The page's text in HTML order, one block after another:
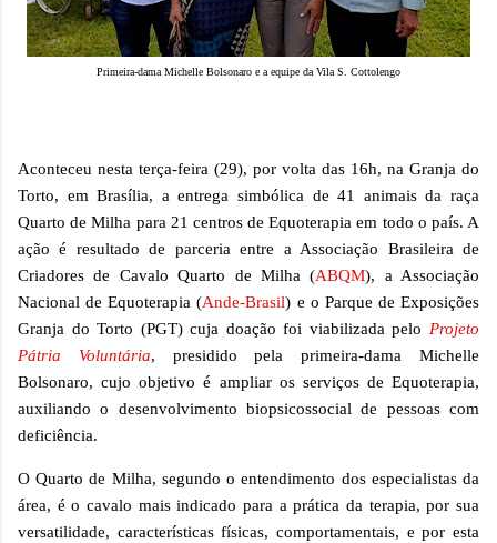
Primeira-dama Michelle Bolsonaro e a equipe da Vila S. Cottolengo
Aconteceu nesta terça-feira (29), por volta das 16h, na Granja do
Torto, em Brasília, a entrega simbólica de 41 animais da raça
Quarto de Milha para 21 centros de Equoterapia em todo o país. A
ação é resultado de parceria entre a Associação Brasileira de
Criadores de Cavalo Quarto de Milha (ABQM), a Associação
Nacional de Equoterapia (Ande-Brasil) e o Parque de Exposições
Granja do Torto (PGT)cuja doação foi viabilizada peloProjeto
Pátria Voluntária, presidido pela primeira-dama Michelle
Bolsonaro, cujo objetivo é ampliar os serviços de Equoterapia,
auxiliando o desenvolvimento biopsicossocial de pessoas com
deficiência.
O Quarto de Milha, segundooentendimento dos especialistas da
área, é o cavalo mais indicado para a prática da terapia, por sua
versatilidade, características físicas, comportamentais, e por esta